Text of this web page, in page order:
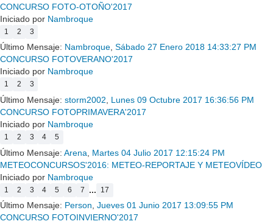
CONCURSO FOTO-OTOÑO'2017
Iniciado por Nambroque
1 2 3
Último Mensaje: Nambroque, Sábado 27 Enero 2018 14:33:27 PM
CONCURSO FOTOVERANO'2017
Iniciado por Nambroque
1 2 3
Último Mensaje: storm2002
Lunes 09 Octubre 2017 16:36:56 PM
CONCURSO FOTOPRIMAVERA'2017
Iniciado por Nambroque
1 2 3 4 5
Último Mensaje: Arena
Martes 04 Julio 2017 12:15:24 PM
METEOCONCURSOS'2016: METEO-REPORTAJE Y METEOVÍDEO
Iniciado por Nambroque
1 2 3 4 5 6 7 ... 17
Último Mensaje: Person, Jueves 01 Junio 2017 13:09:55 PM
CONCURSO FOTOINVIERNO'2017